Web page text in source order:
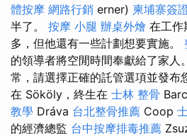
體按摩 網路行銷 erner) 柬埔寨簽
半了。 按摩 小腿 辦桌外燴 在工作
多，但他還有一些計劃想要實施。
的領導者將空閒時間奉獻給了家人
常，請選擇正確的託管選項並發布
在 Sököly，終生在 士林 整骨
教學 Dráva 台北整骨推薦 Coop
的經濟總監 台中按摩排毒推薦